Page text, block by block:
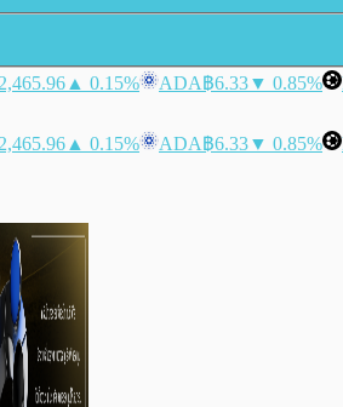
▲ 0.15% ADA฿6.33▼ 0.85%
▲ 0.15% ADA฿6.33▼ 0.85%